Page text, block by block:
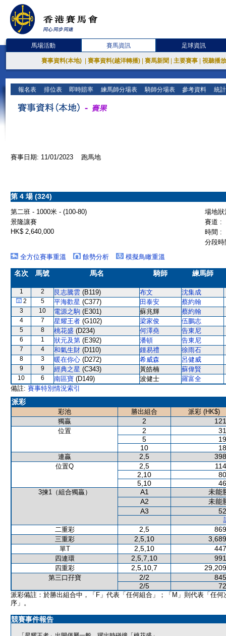
馬場活動 賽馬資訊 足球資訊
賽事資料(本地) 賽事資料(越洋轉播) 賽馬新聞 主要賽事 視聽播
報名表 排位表 即時賠率 練馬師分場表 騎師分場表 參考資料 統
賽事日期: 11/01/2023 跑馬地
第 4 場 (324)
第二班 - 1000米 - (100-80)
場地
景隆讓賽
賽道 :
HK$ 2,640,000
時間 :
分段
全方位賽事重溫
餘勢分析 模擬鳥瞰重溫
名次 馬號 馬名 騎師 練馬師
1 2 艮志騰雲 (B119) 布文 沈集成
2 5 平海歡星 (C377) 田泰安 蔡約翰
3 10 電源之駒 (E301) 蘇兆輝 蔡約翰
4 7 星耀王者 (G102) 梁家俊 伍鵬志
5 8 桃花盛 (D234) 何澤堯 告東尼
6 1 狀元及第 (E392) 潘頓 告東尼
7 4 和氣生財 (D110) 鍾易禮 徐雨石
8 3 暖在你心 (D272) 希威森 呂健威
9 9 經典之星 (C343) 黃皓楠 蘇偉賢
10 6 南區寶 (D149) 波健士
羅富全
備註: 賽事特別情況索引
派彩
彩池 勝出組合
派彩 (HK$)
獨贏
2
位置 2
5
10
連贏 2,5
位置Q 2,5
2,10
5,10
3揀1（組合獨贏） A1
未能
A2
未能
A3
二重彩
2,5
三重彩 2,5,10
單T 2,5,10
四連環 2,5,7,10
四重彩 2,5,10,7
第三口孖寶 2/2
2/5
派彩備註：於勝出組合中，「F」代表「任何組合」；「M」則代表「任何
序」。
競賽事件報告